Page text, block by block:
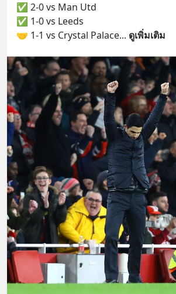
✅ 2-0 vs Man Utd
✅ 1-0 vs Leeds
🤝 1-1 vs Crystal Palace... ดูเพิ่มเติม